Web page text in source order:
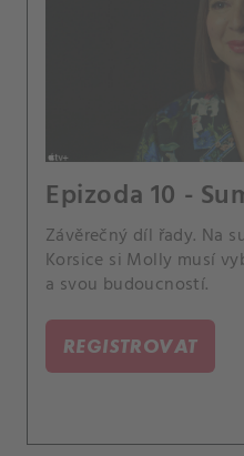
Epizoda 10 -
Závěrečný díl řady. Na
Korsice si Molly musí
a svou budoucností.
REGISTROVAT